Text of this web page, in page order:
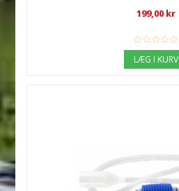
199,00 kr
LÆG I KURV